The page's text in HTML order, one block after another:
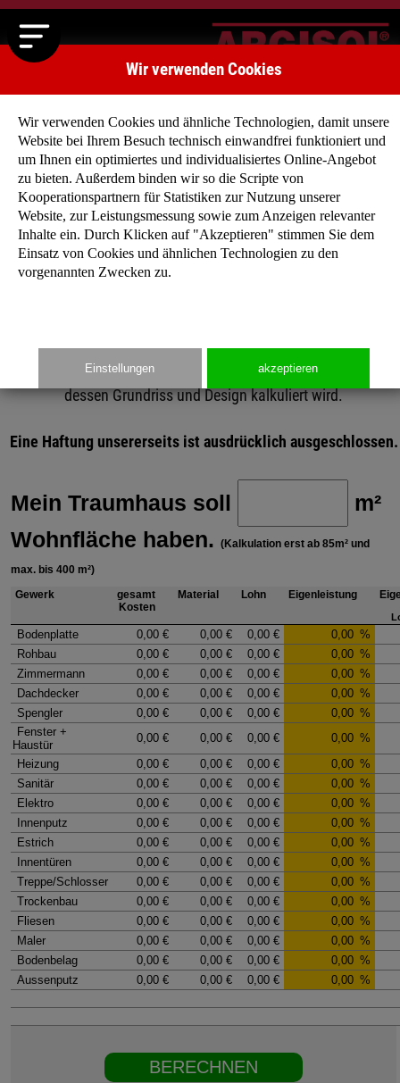
Baukostenrechner
Das ARGISOL-Team hat für Sie als angehende Bauherren einen
Baukostenrechner entwickelt, der Ihnen eine grobe Übersicht
Baukostenrechner nicht die Baukostenaufstellung eines
Architekten ersetzen kann, da jedes Haus individuell nach
dessen Grundriss und Design kalkuliert wird.
Eine Haftung unsererseits ist ausdrücklich ausgeschlossen.
Wir verwenden Cookies
Wir verwenden Cookies und ähnliche Technologien, damit unsere
Website bei Ihrem Besuch technisch einwandfrei funktioniert und
um Ihnen ein optimiertes und individualisiertes Online-Angebot
zu bieten. Außerdem binden wir so die Scripte von
Kooperationspartnern für Statistiken zur Nutzung unserer
Website, zur Leistungsmessung sowie zum Anzeigen relevanter
Inhalte ein. Durch Klicken auf "Akzeptieren" stimmen Sie dem
Einsatz von Cookies und ähnlichen Technologien zu den
vorgenannten Zwecken zu.
Einstellungen akzeptieren